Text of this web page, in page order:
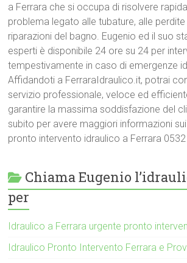
a Ferrara che si occupa di risolvere
problema legato alle tubature, alle perdite
riparazioni del bagno. Eugenio ed il suo
esperti è disponibile 24 ore su 24 per
tempestivamente in caso di emergenze
Affidandoti a FerraraIdraulico.it, potrai
servizio professionale, veloce ed
garantire la massima soddisfazione del
subito per avere maggiori informazioni
pronto intervento idraulico a Ferrara
Chiama Eugenio
per
Idraulico a Ferrara urgente pronto
Idraulico Pronto Intervento Ferrara e